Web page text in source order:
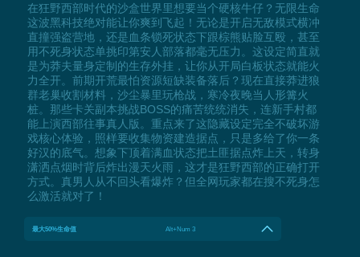
在狂野西部时代的沙盒世界里想要当个硬核牛仔？无限生命
这波黑科技绝对能让你爽到飞起！无论是开启无敌模式横冲
直撞强盗营地，还是血条锁死状态下跟棕熊贴脸互殴，甚至
用不死身状态单挑印第安人部落都毫无压力。这设定简直就
是为莽夫量身定制的生存外挂，让你从开局白板状态就能火
力全开。前期开荒最怕资源短缺装备落后？现在直接莽进狼
群老巢收割材料，沙尘暴里玩枪战，寒冷夜晚当人形篝火
桩。那些卡关副本挑战BOSS的痛苦统统消失，连新手村都
能上演西部往事真人版。重点来了这隐藏设定完全不破坏游
戏核心体验，照样要收集物资建造据点，只是多给了你一条
好汉的底气。想象下顶着满血状态把土匪据点炸上天，转身
潇洒点烟时背后炸出漫天火雨，这才是狂野西部的正确打开
方式。真男人从不回头看爆炸？但全网玩家都在搜不死身怎
么激活就对了！
最大50%生命值 Alt+Num 3